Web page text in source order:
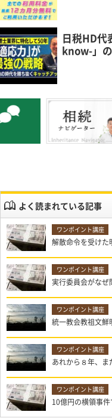
日税HD代
know-」
よく読まれている記事
解散命令を受けた
実行委員会がなぜ
統一教会教祖文鮮
あれから８年、
10億円の横領事